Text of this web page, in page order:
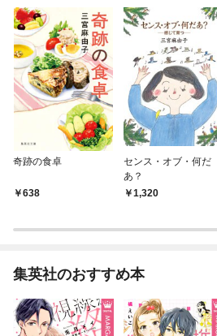
奇跡の食卓
638
センス・オブ・何だ
あ？
1,320
集英社のおすすめ本